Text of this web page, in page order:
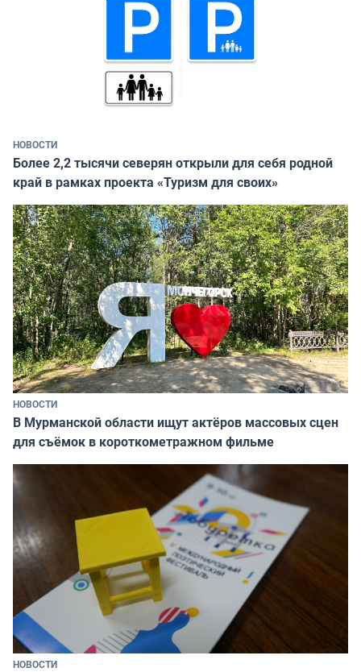
НОВОСТИ
Более 2,2 тысячи северян открыли для себя родной
край в рамках проекта «Туризм для своих»
НОВОСТИ
В Мурманской области ищут актёров массовых сцен
для съёмок в короткометражном фильме
НОВОСТИ